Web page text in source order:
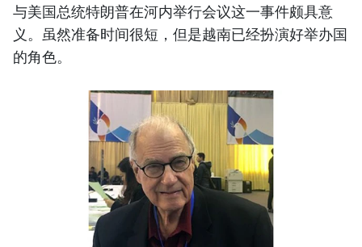
与美国总统特朗普在河内举行会议这一事件颇具意
义。虽然准备时间很短，但是越南已经扮演好举办国
的角色。